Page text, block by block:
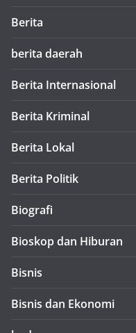
Berita
berita daerah
Berita Internasional
Berita Kriminal
Berita Lokal
Berita Politik
Biografi
Bioskop dan Hiburan
Bisnis
Bisnis dan Ekonomi